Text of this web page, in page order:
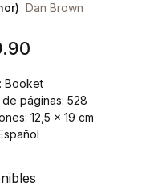
Dan Brown
Booket
páginas: 528
12,5 x 19 cm